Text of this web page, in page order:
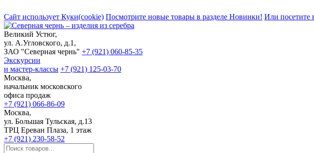
Сайт использует Куки(cookie) Посмотрите новые товары в разделе Новинки! Или посетите
Великий Устюг,
ул. А.Угловского, д.1,
ЗАО "Северная чернь" +7 (921) 060-85-35
Экскурсии
и мастер-классы +7 (921) 125-03-70
Москва,
начальник московского
офиса продаж
+7 (921) 066-86-09
Москва,
ул. Большая Тульская, д.13
ТРЦ Ереван Плаза, 1 этаж
+7 (921) 230-58-52